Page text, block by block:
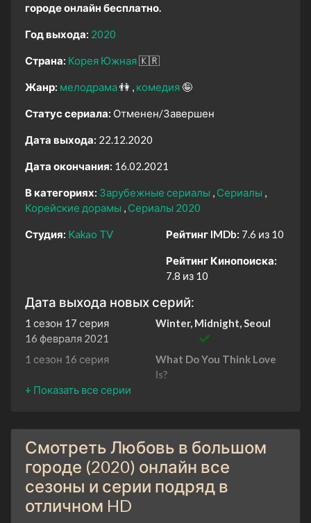
городе онлайн бесплатно.
Год выхода: 2020
Страна: Корея Южная🇰🇷
Жанр: мелодрама👫 комедия 🤪
Статус сериала: Отменен/Завершен
Дата выхода: 22.12.2020
Дата окончания: 16.02.2021
В категориях: Зарубежные сериалы
Сериалы
Корейские дорамы
Сериалы 2020
Студия: Kakao TV Рейтинг IMDb: 7.6 из 10
Рейтинг Кинопоиска:
7.8 из 10
Дата выхода новых серий:
1 сезон 17 серия
Winter, Midnight, Seoul
16 февраля 2021
1 сезон 16 серия
What Do You Think Love
Is?
12 февраля 2021
1 сезон 14 серия
What Kind of Woman is
She?
5 февраля 2021
1 сезон 13 серия
Have You Ever Blacked
Смотреть Любовь в большом
городе (2020) онлайн все
сезоны и серии подряд в
отличном HD